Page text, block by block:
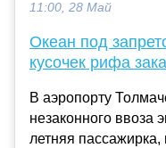
11:00, 28 Май
Океан под
кусочек рифа
В аэропорту
незаконного ввоза
летняя